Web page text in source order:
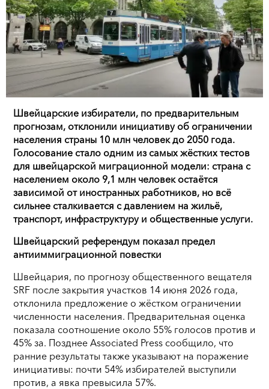
Швейцарские избиратели, по предварительным
прогнозам, отклонили инициативу об ограничении
населения страны 10 млн человек до 2050 года.
Голосование стало одним из самых жёстких тестов
для швейцарской миграционной модели: страна с
населением около 9,1 млн человек остаётся
зависимой от иностранных работников, но всё
сильнее сталкивается с давлением на жильё,
транспорт, инфраструктуру и общественные услуги.
Швейцарский референдум показал предел
антииммиграционной повестки
Швейцария, по прогнозу общественного вещателя
SRF после закрытия участков 14 июня 2026 года,
отклонила предложение о жёстком ограничении
численности населения. Предварительная оценка
показала соотношение около 55% голосов против и
45% за. Позднее Associated Press сообщило, что
ранние результаты также указывают на поражение
инициативы: почти 54% избирателей выступили
против, а явка превысила 57%.